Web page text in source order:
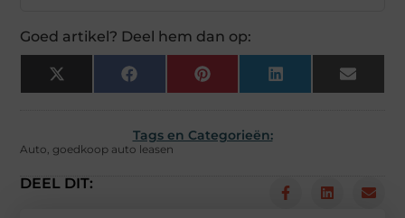
Goed artikel? Deel hem dan op:
X
(Twitter)
Facebook Pinterest LinkedIn Email
Tags en Categorieën:
Auto,goedkoop auto leasen
DEEL DIT: